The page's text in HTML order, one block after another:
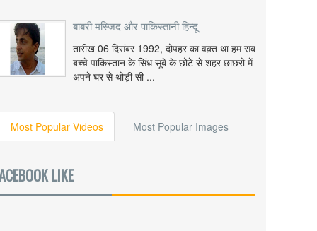
बाबरी मस्जिद और पाकिस्तानी हिन्दू
तारीख 06 दिसंबर 1992, दोपहर का वक़्त था हम सब
बच्चे पाकिस्तान के सिंध सूबे के छोटे से शहर छाछरो में
अपने घर से थोड़ी सी ...
Most Popular Videos Most Popular Images
LIKE